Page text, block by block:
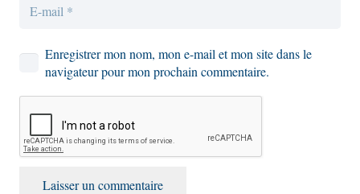
Enregistrer mon nom, mon e-mail et mon site dans le
navigateur pour mon prochain commentaire.
Laisser un commentaire